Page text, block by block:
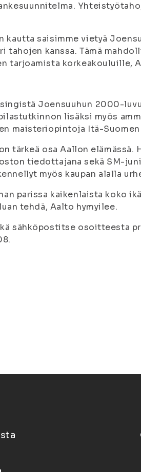
kautta saisimme vietyä
tahojen kanssa. Tämä
tarjoamista korkeakouluille,
Joensuuhun 2000-
lisäksi myös
maisteriopintoja Itä-
tärkeä osa Aallon elämässä.
tiedottajana sekä SM-
myös kaupan alalla
parissa kaikenlaista koko
tehdä, Aalto hymyilee.
sähköpostitse osoitteesta